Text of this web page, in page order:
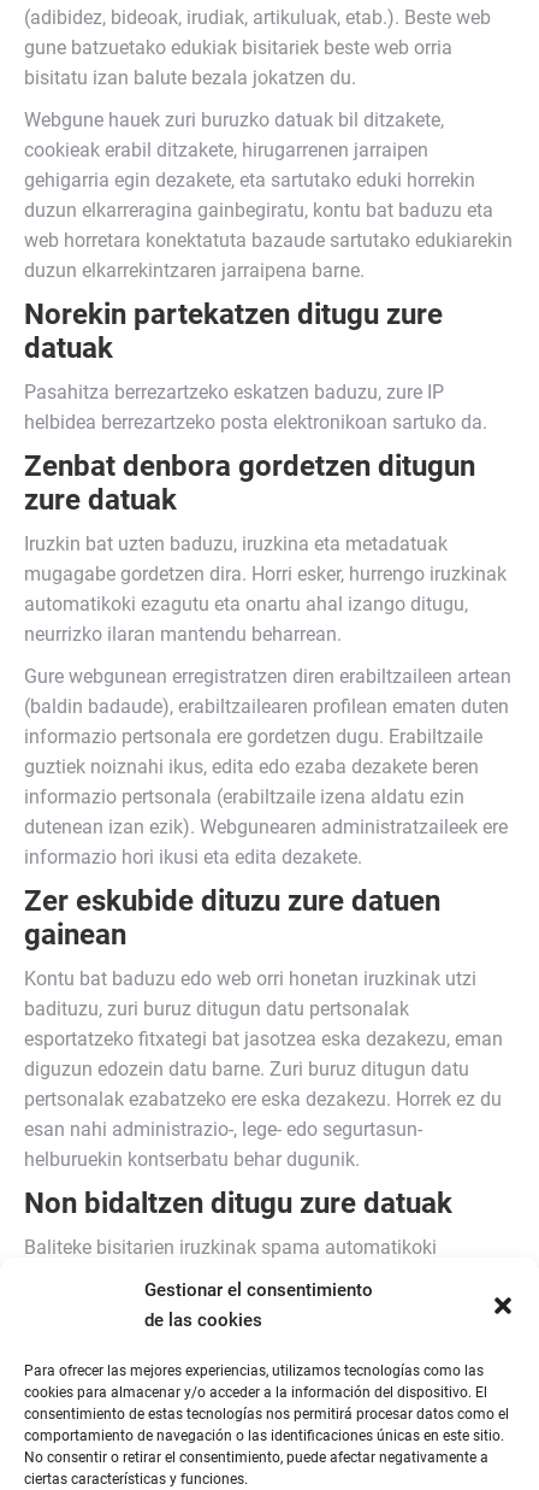
Gestionar el consentimiento
de las cookies
Para ofrecer las mejores experiencias, utilizamos tecnologías como las
cookies para almacenar y/o acceder a la información del dispositivo. El
consentimiento de estas tecnologías nos permitirá procesar datos como el
comportamiento de navegación o las identificaciones únicas en este sitio.
No consentir o retirar el consentimiento, puede afectar negativamente a
ciertas características y funciones.
(adibidez, bideoak, irudiak, artikuluak, etab.). Beste web
gune batzuetako edukiak bisitariek beste web orria
bisitatu izan balute bezala jokatzen du.
Webgune hauek zuri buruzko datuak bil ditzakete,
cookieak erabil ditzakete, hirugarrenen jarraipen
gehigarria egin dezakete, eta sartutako eduki horrekin
duzun elkarreragina gainbegiratu, kontu bat baduzu eta
web horretara konektatuta bazaude sartutako edukiarekin
duzun elkarrekintzaren jarraipena barne.
Norekin partekatzen ditugu zure
datuak
Pasahitza berrezartzeko eskatzen baduzu, zure IP
helbidea berrezartzeko posta elektronikoan sartuko da.
Zenbat denbora gordetzen ditugun
zure datuak
Iruzkin bat uzten baduzu, iruzkina eta metadatuak
mugagabe gordetzen dira. Horri esker, hurrengo iruzkinak
automatikoki ezagutu eta onartu ahal izango ditugu,
neurrizko ilaran mantendu beharrean.
Gure webgunean erregistratzen diren erabiltzaileen artean
(baldin badaude), erabiltzailearen profilean ematen duten
informazio pertsonala ere gordetzen dugu. Erabiltzaile
guztiek noiznahi ikus, edita edo ezaba dezakete beren
informazio pertsonala (erabiltzaile izena aldatu ezin
dutenean izan ezik). Webgunearen administratzaileek ere
informazio hori ikusi eta edita dezakete.
Zer eskubide dituzu zure datuen
gainean
Kontu bat baduzu edo web orri honetan iruzkinak utzi
badituzu, zuri buruz ditugun datu pertsonalak
esportatzeko fitxategi bat jasotzea eska dezakezu, eman
diguzun edozein datu barne. Zuri buruz ditugun datu
pertsonalak ezabatzeko ere eska dezakezu. Horrek ez du
esan nahi administrazio-, lege- edo segurtasun-
helburuekin kontserbatu behar dugunik.
Non bidaltzen ditugu zure datuak
Baliteke bisitarien iruzkinak spama automatikoki
detektatzeko zerbitzu batek berrikustea.